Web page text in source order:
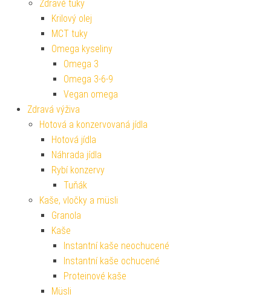
Zdravé tuky
Krilový olej
MCT tuky
Omega kyseliny
Omega 3
Omega 3-6-9
Vegan omega
Zdravá výživa
Hotová a konzervovaná jídla
Hotová jídla
Náhrada jídla
Rybí konzervy
Tuňák
Kaše, vločky a müsli
Granola
Kaše
Instantní kaše neochucené
Instantní kaše ochucené
Proteinové kaše
Müsli